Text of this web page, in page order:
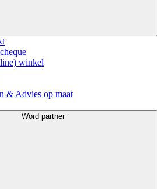
winkel
& Advies op maat
Word partner